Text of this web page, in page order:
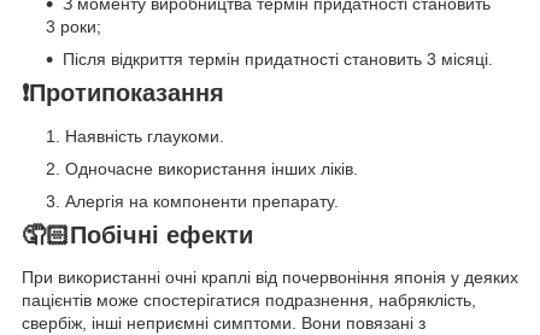
3 роки;
Після відкриття термін придатності становить 3 місяці.
❗Протипоказання
Наявність глаукоми.
Одночасне використання інших ліків.
Алергія на компоненти препарату.
🤦🏻Побічні ефекти
При використанні очні краплі від почервоніння японія у деяких
пацієнтів може спостерігатися подразнення, набряклість,
свербіж, інші неприємні симптоми. Вони повязані з